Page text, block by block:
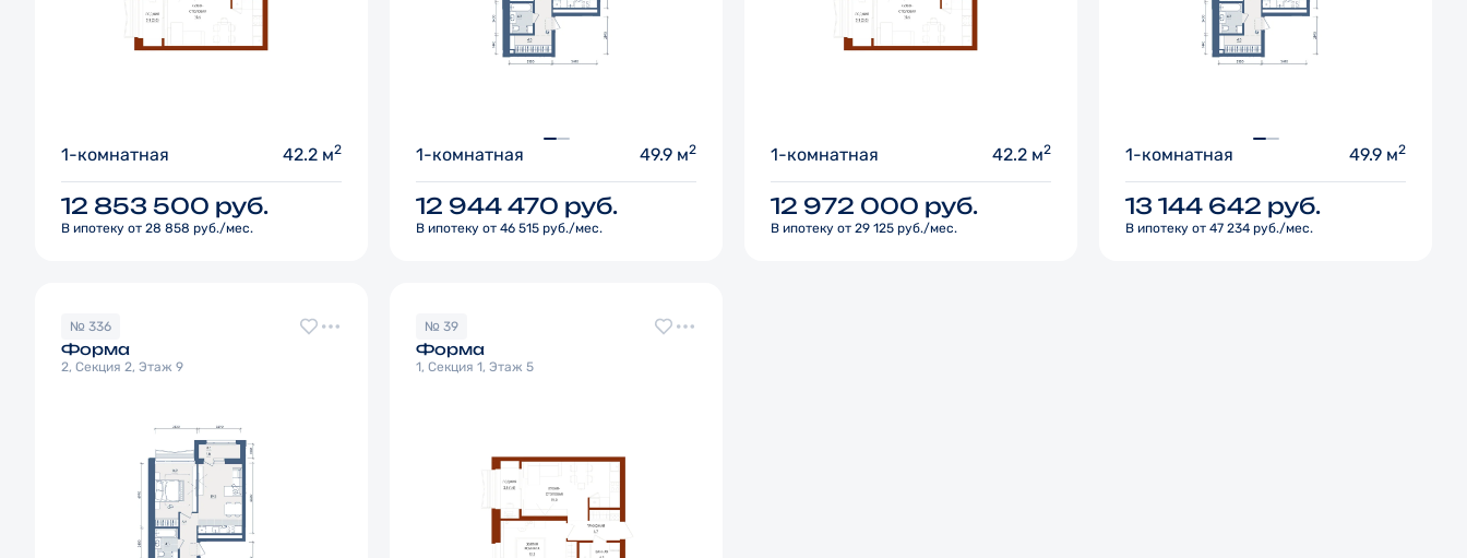
1-комнатная 42.2 м2
12 853 500 руб.
В ипотеку от 28 858 руб./мес.
1-комнатная 49.9 м2
12 944 470 руб.
В ипотеку от 46 515 руб./мес.
1-комнатная 42.2 м2
12 972 000 руб.
В ипотеку от 29 125 руб./мес.
1-комнатная 49.9 м2
13 144 642 руб.
В ипотеку от 47 234 руб./мес.
№ 336
Форма
2, Секция 2, Этаж 9
№ 39
Форма
1, Секция 1, Этаж 5